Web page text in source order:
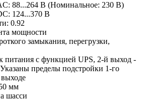
88...264 В (Номинальное: 230 В)
124...370 В
0.92
мощности
замыкания, перегрузки,
питания с функцией UPS, 2-й выход -
пределы подстройки 1-го
мм
шасси